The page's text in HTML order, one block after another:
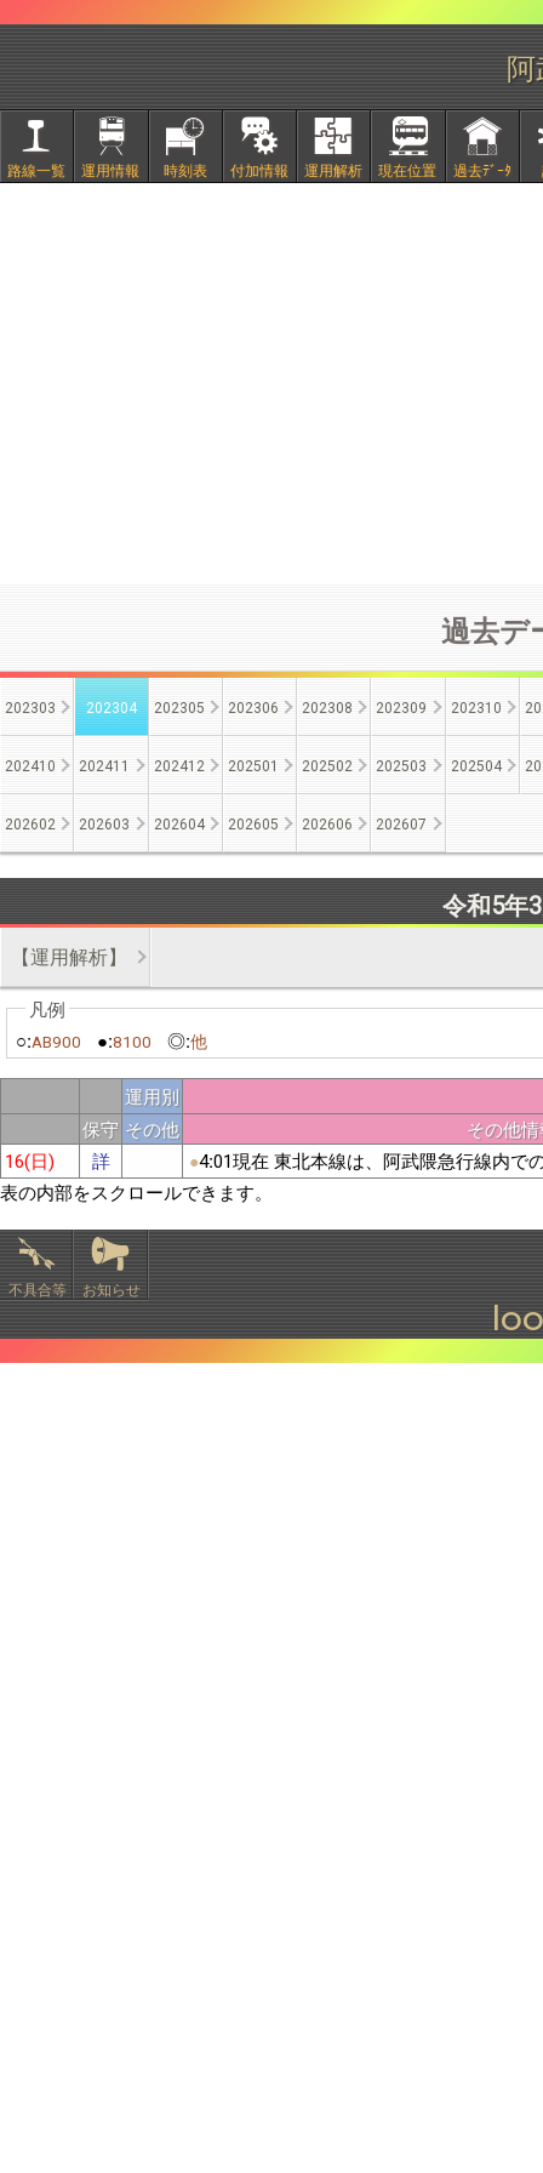
路線一覧 運用情報 時刻表 付加情報 運用解析 現在位置 過去ﾃﾞｰﾀ
過去デ
202303 202304 202305 202306 202308 202309 202310
202410 202411 202412 202501 202502 202503 202504
202602 202603 202604 202605 202606 202607
令和5年
【運用解析】
○:AB900 ●:8100 ◎:他
運用別
保守 その他
その他
16(日)
詳
4:01現在 東北本線は、阿武隈急行線内で
表の内部をスクロールできます。
不具合等 お知らせ